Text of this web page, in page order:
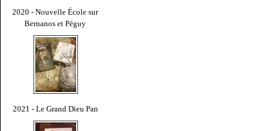
2020 - Nouvelle École sur
Bernanos et Péguy
2021 - Le Grand Dieu Pan